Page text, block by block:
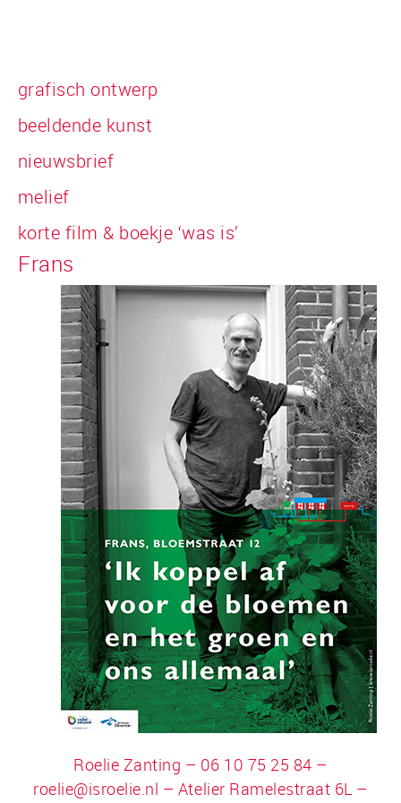
grafisch ontwerp
beeldende kunst
nieuwsbrief
melief
korte film & boekje ‘was is’
Frans
Roelie Zanting – 06 10 75 25 84 –
roelie@isroelie.nl – Atelier Ramelestraat 6L –